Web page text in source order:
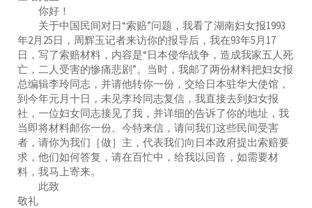
你好！
关于中国民间对日“索赔”问题，我看了湖南妇女报1993
年2月25日，周辉玉记者来访你的报导后，我在93年5月17
日，写了索赔材料，内容是“日本侵华战争，造成我家五人死
亡，二人受害的惨痛悲剧”。当时，我邮了两份材料把妇女报
总编辑李玲同志，并请他转你一份，交给日本驻华大使馆，
到今年元月十日，未见李玲同志复信，我直接去到妇女报
社，一位妇女同志接见了我，并详细的告诉了你的地址，我
当即将材料邮你一份。今特来信，请问我们这些民间受害
者，请你为我们［做］主，代表我们向日本政府提出索赔要
求，他们如何答复，请在百忙中，给我以回音，如需要材
料，我马上寄来。
此致
敬礼